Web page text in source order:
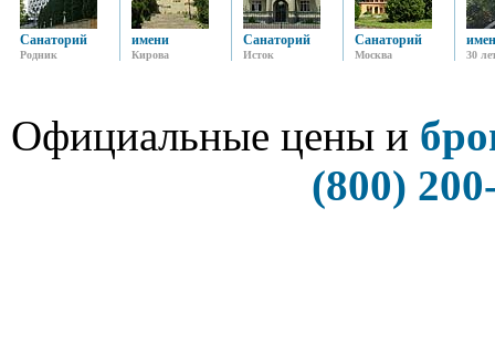
Санаторий
Родник
имени
Кирова
Санаторий
Исток
Санаторий
Москва 30
Официальные цены и
(800)